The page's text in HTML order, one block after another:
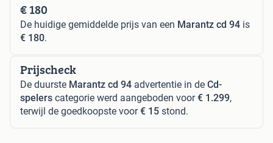
€ 180
De huidige gemiddelde prijs van een Marantz cd 94 is
€ 180.
Prijscheck
De duurste Marantz cd 94 advertentie in de Cd-
spelers categorie werd aangeboden voor€ 1.299,
terwijl de goedkoopste voor€ 15 stond.